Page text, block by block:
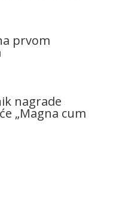
prvom
nagrade
„Magna cum